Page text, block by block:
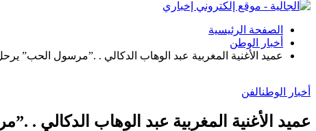
الصفحة الرئيسية
أخبار الوطن
عميد الأغنية المغربية عبد الوهاب الدكالي . .”مرسول الحب”
أخبار الوطنالفن
عميد الأغنية المغربية عبد الوهاب الدكالي .